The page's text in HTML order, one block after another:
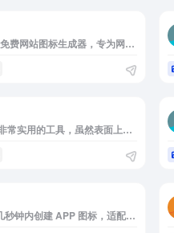
<p>favicon.io是一个简单实用的免费网站图标生成器，专为网站开发者和设计师提供便捷的图标生成服务。无论是通过上传图片、输入文字还是使用emoji表情符号，用户都可以轻松创建高质量的favicon.ico图标，并自动生成适应各类浏览器和设备的图标文件，省时省力，非常适合想快速打造专业网站的用户。</p><p>详细介绍：</p><p>favicon.io是一个在线免费工具，为用户提供了一键式的图标生成服务，支持从图像、文字和emoji表情中制作favicon.ico图标。用户只需上传自己设计的图片，或选择文字和表情符号，便可自动生成符合网站需求的favicon图标。该工具还会自动打包生成的图标文件，包括适用于Android和Apple等多种平台和浏览器的图标格式，确保在各类设备上都能完美显示。操作简便，免注册使用，让用户快速获得高质量的图标文件，是一款提升网站视觉和专业度的必备工具。</p><p>Favicon是“favorites icon”的缩写，也被称为网站图标、页面图标或URL图标。它是一个与网站或网页相关联的图标，主要用于在浏览器的地址栏、书签列表以及标签式浏览界面等位置展示网站的标识。</p><img decoding="async" data-src="//www.40000.net/wp-content/uploads/2024/12/20241215121737-675ec8e163b50.webp" src="https://www.40000.net/wp-content/themes/onenav/images/t.png" alt="favicon.io">
<p>小米风格Logo生成器是一款非常实用的工具，虽然表面上看似简单，但它的价值高达200万元（你懂的）。这款工具不仅可以轻松生成小米风格的LOGO，还支持生成其他知名手机品牌风格的LOGO，比如华为、三星和苹果等。用户只需输入品牌名称，工具会自动生成符合该品牌风格的LOGO，省去了繁琐的设计流程，非常适合需要快速创建标志的人群使用。</p><p>更值得一提的是，这款工具完全免费使用，没有任何广告干扰，这在如今的互联网工具中非常难得。<a class="external external" href="https://www.40000.net/go/?url=aHR0cHM6Ly9jb2Rlcm5hdi5jb20%3D" title="一个分享免费工具和稀缺资源的综合类导航网站。" target="_blank" rel="nofollow noopener">开发者导航网</a>特别推荐这款生成器给有需求的朋友，尤其是那些希望在短时间内为自己项目、品牌或个人作品打造出一个专业LOGO的人士。</p><p>不仅如此，这类生成器对初创企业、小型工作室或者个人设计者都极具价值。对于那些预算有限、却希望拥有一个专业品牌形象的人来说，这种工具无疑是一种高效且经济的解决方案。用户还可以根据不同品牌风格调整配色和字体，打造出独具个性且专业的品牌标志。</p><p>这种自动化设计工具不仅为用户节省了时间和成本，还为他们提供了多样的创意选择，使他们能够更好地展示自己的品牌个性和风格。</p><img decoding="async" data-src="//www.40000.net/wp-content/uploads/2024/12/20241215121747-675ec8eb0ddc0.png" src="https://www.40000.net/wp-content/themes/onenav/images/t.png" alt="小米Logo生成器">
<p> Logo 和 Favicon 生成器，几秒钟内创建 APP 图标，适配各种尺寸，批量下载 SVG 和 PNG。 </p>